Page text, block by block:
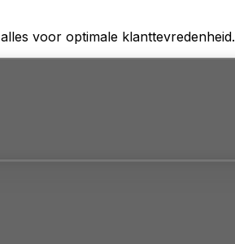
voor optimale klanttevredenheid.